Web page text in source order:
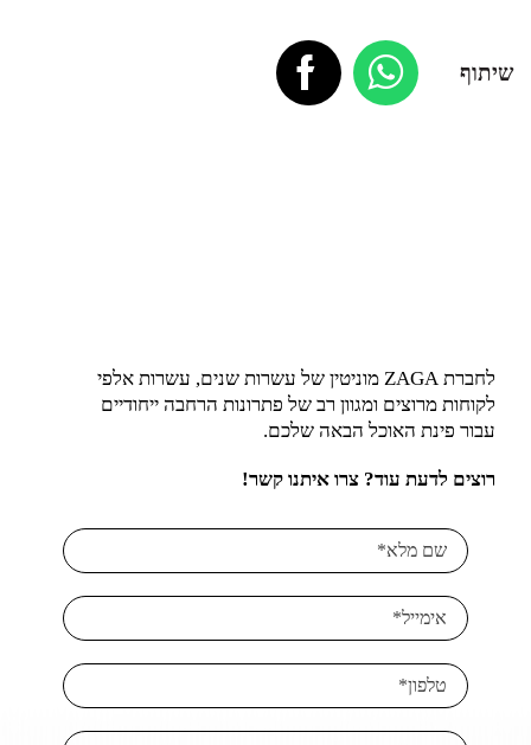
שיתוף
לחברת ZAGA מוניטין של עשרות שנים, עשרות אלפי
לקוחות מרוצים ומגוון רב של פתרונות הרחבה ייחודיים
עבור פינת האוכל הבאה שלכם.
רוצים לדעת עוד? צרו איתנו קשר!